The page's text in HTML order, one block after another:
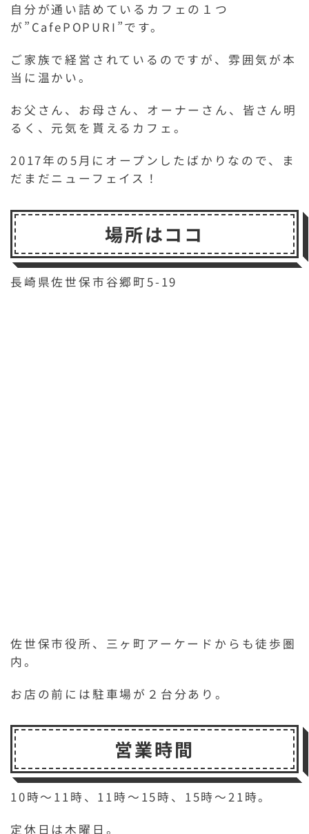
自分が通い詰めているカフェの１つ
が”CafePOPURI”です。
ご家族で経営されているのですが、雰囲気が本
当に温かい。
お父さん、お母さん、オーナーさん、皆さん明
るく、元気を貰えるカフェ。
2017年の5月にオープンしたばかりなので、ま
だまだニューフェイス！
場所はココ
長崎県佐世保市谷郷町5-19
佐世保市役所、三ヶ町アーケードからも徒歩圏
内。
お店の前には駐車場が２台分あり。
営業時間
10時～11時、11時～15時、15時～21時。
定休日は木曜日。